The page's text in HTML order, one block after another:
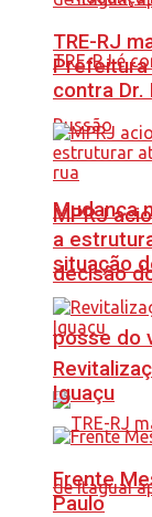
Mudança
decisão
posse do
TRE-RJ
Prefeitura
contra Dr.
MPRJ
a
situação
Iguaçu
Frente
Paulo